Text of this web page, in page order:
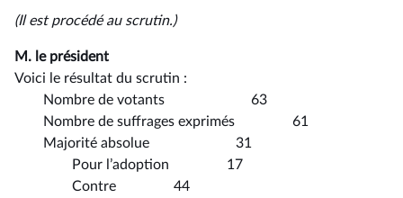
(Il est procédé au scrutin.)
M. le président
Voici le résultat du scrutin :
Nombre de votants 63
Nombre de suffrages exprimés 61
Majorité absolue 31
Pour l’adoption 17
Contre 44